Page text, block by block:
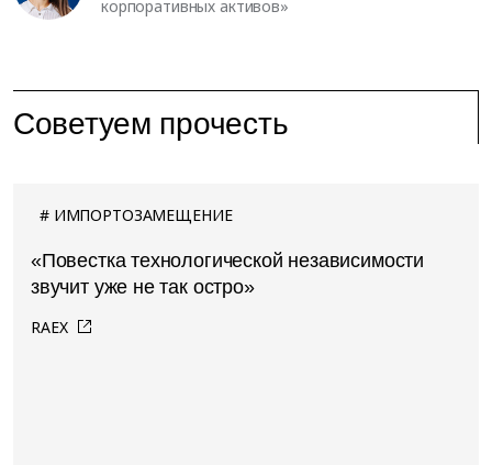
корпоративных активов»
Советуем прочесть
ИМПОРТОЗАМЕЩЕНИЕ
«Повестка технологической независимости
звучит уже не так остро»
RAEX